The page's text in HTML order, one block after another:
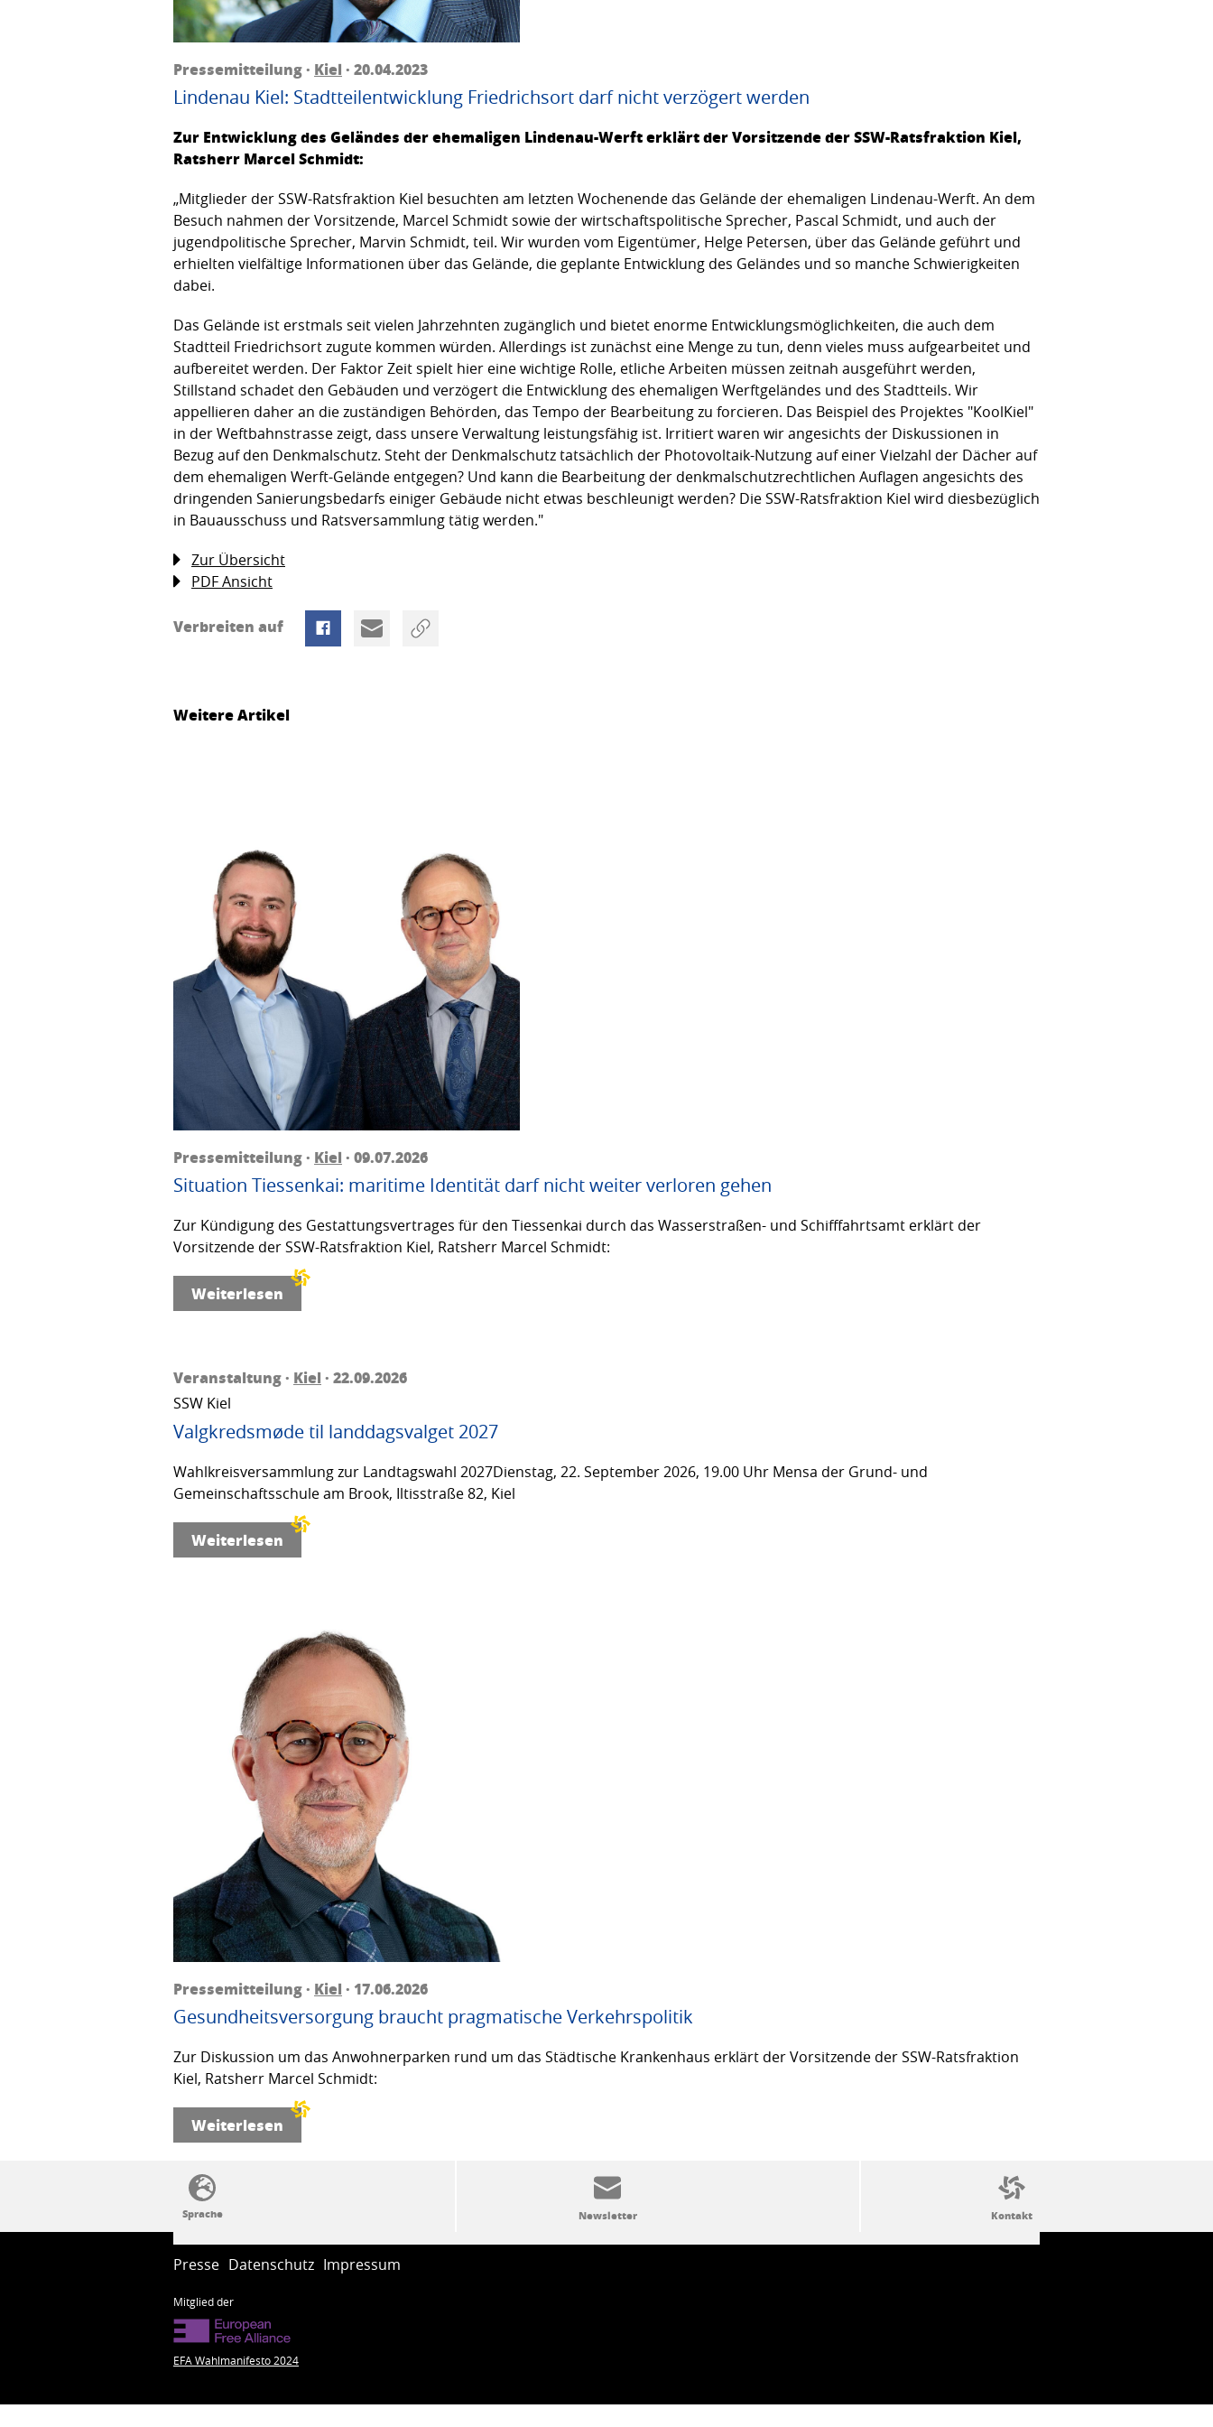
Pressemitteilung · Kiel · 20.04.2023
Lindenau Kiel: Stadtteilentwicklung Friedrichsort darf nicht verzögert werden
Zur Entwicklung des Geländes der ehemaligen Lindenau-Werft erklärt der Vorsitzende der SSW-Ratsfraktion Kiel,
Ratsherr Marcel Schmidt:
„Mitglieder der SSW-Ratsfraktion Kiel besuchten am letzten Wochenende das Gelände der ehemaligen Lindenau-Werft. An dem
Besuch nahmen der Vorsitzende, Marcel Schmidt sowie der wirtschaftspolitische Sprecher, Pascal Schmidt, und auch der
jugendpolitische Sprecher, Marvin Schmidt, teil. Wir wurden vom Eigentümer, Helge Petersen, über das Gelände geführt und
erhielten vielfältige Informationen über das Gelände, die geplante Entwicklung des Geländes und so manche Schwierigkeiten
dabei.
Das Gelände ist erstmals seit vielen Jahrzehnten zugänglich und bietet enorme Entwicklungsmöglichkeiten, die auch dem
Stadtteil Friedrichsort zugute kommen würden. Allerdings ist zunächst eine Menge zu tun, denn vieles muss aufgearbeitet und
aufbereitet werden. Der Faktor Zeit spielt hier eine wichtige Rolle, etliche Arbeiten müssen zeitnah ausgeführt werden,
Stillstand schadet den Gebäuden und verzögert die Entwicklung des ehemaligen Werftgeländes und des Stadtteils. Wir
appellieren daher an die zuständigen Behörden, das Tempo der Bearbeitung zu forcieren. Das Beispiel des Projektes "KoolKiel"
in der Weftbahnstrasse zeigt, dass unsere Verwaltung leistungsfähig ist. Irritiert waren wir angesichts der Diskussionen in
Bezug auf den Denkmalschutz. Steht der Denkmalschutz tatsächlich der Photovoltaik-Nutzung auf einer Vielzahl der Dächer auf
dem ehemaligen Werft-Gelände entgegen? Und kann die Bearbeitung der denkmalschutzrechtlichen Auflagen angesichts des
dringenden Sanierungsbedarfs einiger Gebäude nicht etwas beschleunigt werden? Die SSW-Ratsfraktion Kiel wird diesbezüglich
in Bauausschuss und Ratsversammlung tätig werden."
Zur Übersicht
PDF Ansicht
Verbreiten auf
Weitere Artikel
Pressemitteilung · Kiel · 09.07.2026
Situation Tiessenkai: maritime Identität darf nicht weiter verloren gehen
Zur Kündigung des Gestattungsvertrages für den Tiessenkai durch das Wasserstraßen- und Schifffahrtsamt erklärt der
Vorsitzende der SSW-Ratsfraktion Kiel, Ratsherr Marcel Schmidt:
Weiterlesen
Veranstaltung · Kiel · 22.09.2026
SSW Kiel
Valgkredsmøde til landdagsvalget 2027
Wahlkreisversammlung zur Landtagswahl 2027Dienstag, 22. September 2026, 19.00 Uhr Mensa der Grund- und
Gemeinschaftsschule am Brook, Iltisstraße 82, Kiel
Weiterlesen
Pressemitteilung · Kiel · 17.06.2026
Gesundheitsversorgung braucht pragmatische Verkehrspolitik
Zur Diskussion um das Anwohnerparken rund um das Städtische Krankenhaus erklärt der Vorsitzende der SSW-Ratsfraktion
Kiel, Ratsherr Marcel Schmidt:
Weiterlesen
SSW-Politik von A bis Z
Presse Datenschutz Impressum
Mitglied der
EFA Wahlmanifesto 2024